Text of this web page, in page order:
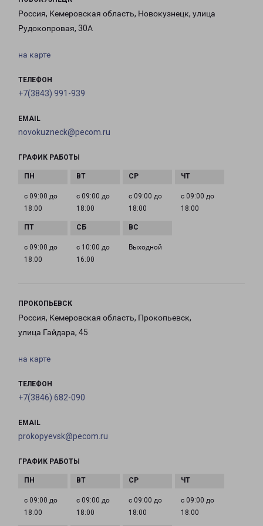
Россия, Кемеровская область, Новокузнецк, улица
Рудокопровая, 30А
на карте
ТЕЛЕФОН
+7(3843) 991-939
EMAIL
novokuzneck@pecom.ru
ГРАФИК РАБОТЫ
с 09:00 до
18:00
с 09:00 до
18:00
с 09:00 до
18:00
с 09:00 до
18:00
с 09:00 до
18:00
с 10:00 до
16:00
Выходной
ПРОКОПЬЕВСК
Россия, Кемеровская область, Прокопьевск,
улица Гайдара, 45
на карте
ТЕЛЕФОН
+7(3846) 682-090
EMAIL
prokopyevsk@pecom.ru
ГРАФИК РАБОТЫ
с 09:00 до
18:00
с 09:00 до
18:00
с 09:00 до
18:00
с 09:00 до
18:00